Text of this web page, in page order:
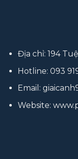
Địa chỉ: 194
Hotline: 093
Email:
Website: